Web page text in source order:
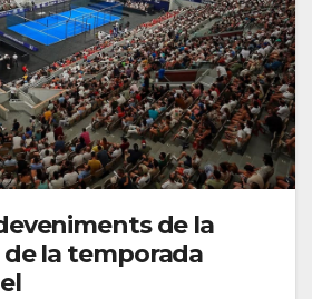
de la
la temporada